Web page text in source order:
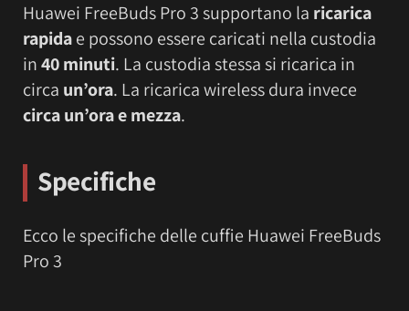
Huawei FreeBuds Pro 3 supportano la ricarica
rapidae possono essere caricati nella custodia
in40 minuti. La custodia stessa si ricarica in
circa un’ora. La ricarica wireless dura invece
circa un’ora e mezza.
Specifiche
Ecco le specifiche delle cuffie Huawei FreeBuds
Pro 3